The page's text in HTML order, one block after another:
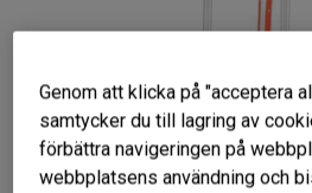
Genom att klicka på "acceptera
samtycker du till lagring av
förbättra navigeringen på
webbplatsens användning och